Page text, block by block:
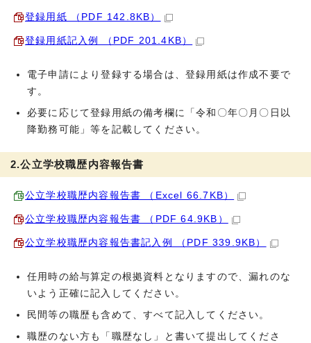
登録用紙 （PDF 142.8KB）
登録用紙記入例 （PDF 201.4KB）
電子申請により登録する場合は、登録用紙は作成不要で
す。
必要に応じて登録用紙の備考欄に「令和〇年〇月〇日以
降勤務可能」等を記載してください。
2.公立学校職歴内容報告書
公立学校職歴内容報告書 （Excel 66.7KB）
公立学校職歴内容報告書 （PDF 64.9KB）
公立学校職歴内容報告書記入例 （PDF 339.9KB）
任用時の給与算定の根拠資料となりますので、漏れのな
いよう正確に記入してください。
民間等の職歴も含めて、すべて記入してください。
職歴のない方も「職歴なし」と書いて提出してくださ